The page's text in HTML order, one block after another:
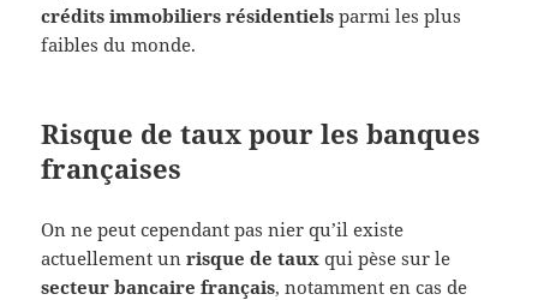
crédits immobiliers résidentiels parmi les plus
faibles du monde.
Risque de taux pour les banques
françaises
On ne peut cependant pas nier qu’il existe
actuellement unrisque de taux qui pèse sur le
secteur bancaire français, notamment en cas de